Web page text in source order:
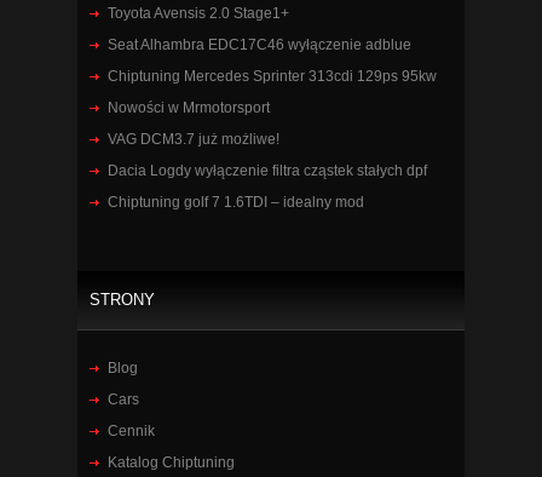
Toyota Avensis 2.0 Stage1+
Seat Alhambra EDC17C46 wyłączenie adblue
Chiptuning Mercedes Sprinter 313cdi 129ps 95kw
Nowości w Mrmotorsport
VAG DCM3.7 już możliwe!
Dacia Logdy wyłączenie filtra cząstek stałych dpf
Chiptuning golf 7 1.6TDI – idealny mod
STRONY
Blog
Cars
Cennik
Katalog Chiptuning